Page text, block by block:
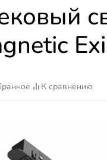
К сравнению